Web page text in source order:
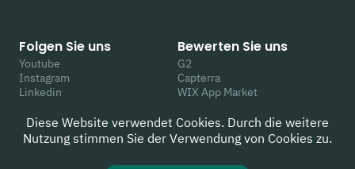
Folgen Sie uns
Youtube
Instagram
Linkedin
Twitter
TikTok
Bewerten Sie uns
G2
Capterra
WIX App Market
Google
Diese Website verwendet Cookies. Durch die weitere
Nutzung stimmen Sie der Verwendung von Cookies zu.